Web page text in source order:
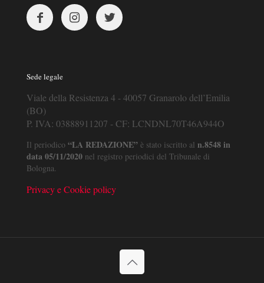
Sede legale
Viale della Resistenza 4 - 40057 Granarolo dell’Emilia
(BO)
P. IVA: 03888911207 - CF: LCNDNL70T46A944O
Il periodico “LA REDAZIONE” è stato iscritto al n.8548 in
data 05/11/2020 nel registro periodici del Tribunale di
Bologna.
Privacy e Cookie policy